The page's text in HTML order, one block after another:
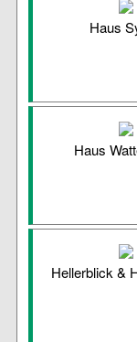
Haus
Haus
Hellerblick &